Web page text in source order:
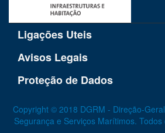
Ligações Uteis
Avisos Legais
Proteção de Dados
Copyright © 2018 DGRM - Direção-
Segurança e Serviços Marítimos.